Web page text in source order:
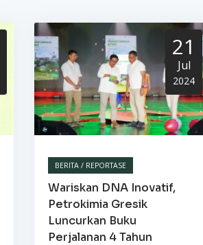
21
Jul
2024
BERITA / REPORTASE
Wariskan DNA Inovatif,
Petrokimia Gresik
Luncurkan Buku
Perjalanan 4 Tahun